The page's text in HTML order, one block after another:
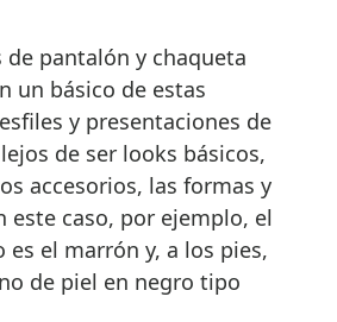
de pantalón y chaqueta
un básico de estas
y presentaciones de
de ser looks básicos,
accesorios, las formas y
este caso, por ejemplo, el
es el marrón y, a los pies,
de piel en negro tipo